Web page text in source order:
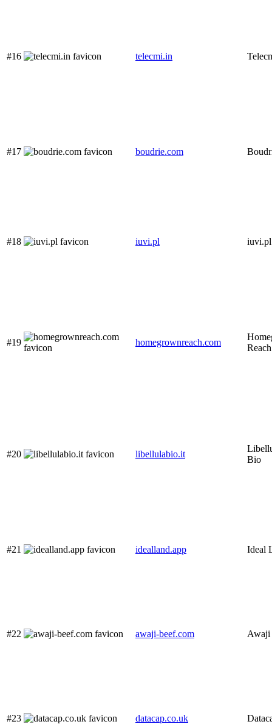
#16 telecmi.in
#17 boudrie.com
#18 iuvi.pl iuvi.pl
#19 homegrownreach.com
Reach
#20 libellulabio.it
Bio
#21 idealland.app Ideal
#22 awaji-beef.com Awaji
#23 datacap.co.uk